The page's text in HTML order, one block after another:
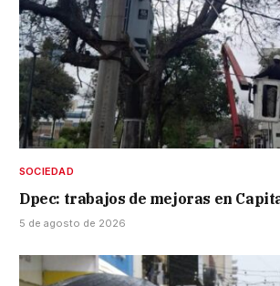
SOCIEDAD
Dpec: trabajos de mejoras en
5 de agosto de 2026